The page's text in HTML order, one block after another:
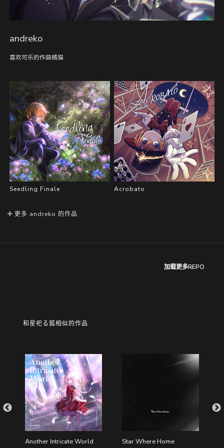
andreko
喜欢可乐的作曲橘猫
Seedling Finale Acrobato
更多 andreko 的作品
加载更多REPO
和星祀る狐相似的作品
Another Intricate World Star Where Home